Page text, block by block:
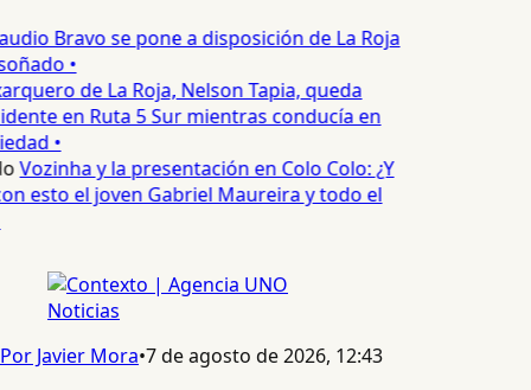
Bravo se pone a disposición de La Roja
•
de La Roja, Nelson Tapia, queda
en Ruta 5 Sur mientras conducía en
•
Vozinha y la presentación en Colo Colo: ¿Y
esto el joven Gabriel Maureira y todo el
Noticias
Por Javier Mora•7 de agosto de 2026, 12:43